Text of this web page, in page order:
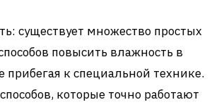
существует множество простых
повысить влажность в
к специальной технике.
которые точно работают